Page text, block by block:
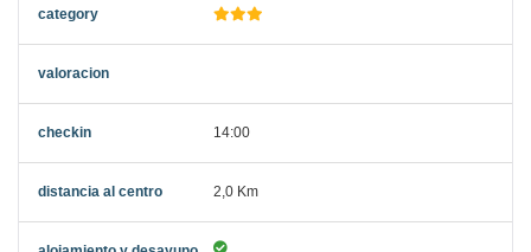
14:00
2,0 Km